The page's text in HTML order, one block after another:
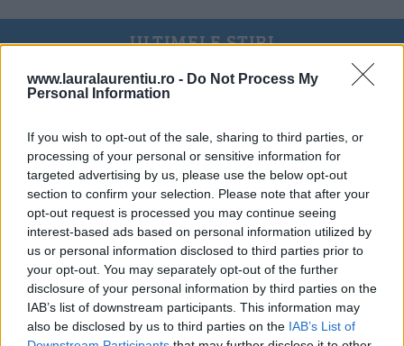
www.lauralaurentiu.ro - Do Not Process My
Personal Information
If you wish to opt-out of the sale, sharing to third parties, or
processing of your personal or sensitive information for
targeted advertising by us, please use the below opt-out
section to confirm your selection. Please note that after your
opt-out request is processed you may continue seeing
interest-based ads based on personal information utilized by
us or personal information disclosed to third parties prior to
your opt-out. You may separately opt-out of the further
disclosure of your personal information by third parties on the
IAB’s list of downstream participants. This information may
also be disclosed by us to third parties on the IAB’s List of
ULTIMELE ȘTIRI